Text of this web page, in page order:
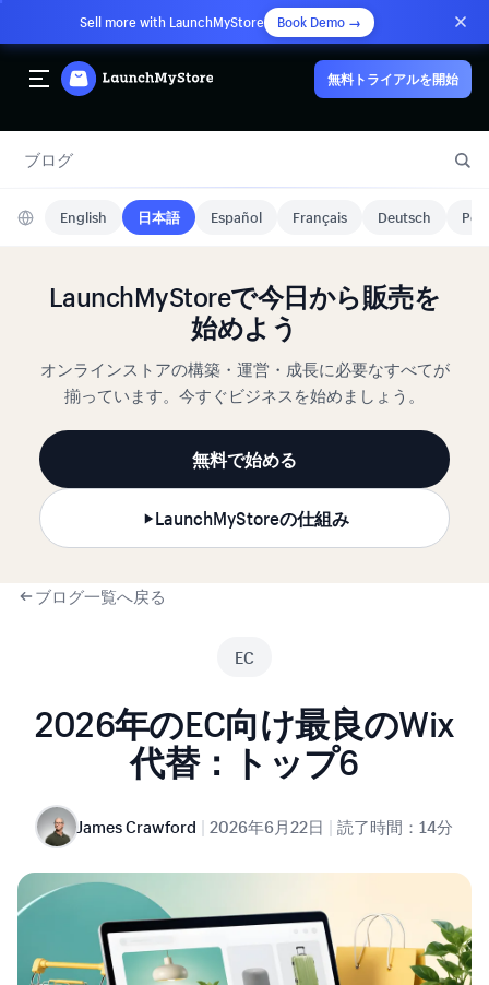
Sell more with LaunchMyStore Book Demo →
無料トライアルを開始
ブログ
English 日本語 Español Français Deutsch
LaunchMyStoreで今日から販売を
始めよう
オンラインストアの構築・運営・成長に必要なすべてが
揃っています。今すぐビジネスを始めましょう。
無料で始める
LaunchMyStoreの仕組み
ブログ一覧へ戻る
EC
2026年のEC向け最良のWix
代替：トップ6
James Crawford | 2026年6月22日 | 読了時間：14分